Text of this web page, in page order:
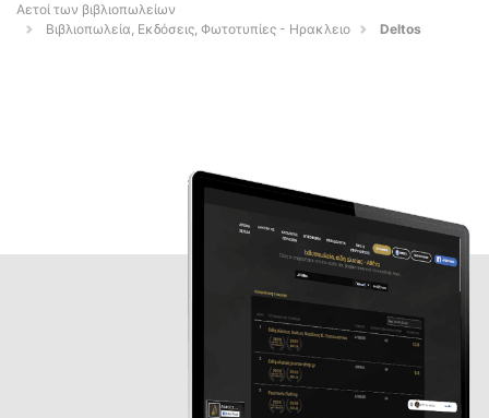
Αετοί των βιβλιοπωλείων
Βιβλιοπωλεία, Εκδόσεις, Φωτοτυπίες - Ηρακλειο
Deltos